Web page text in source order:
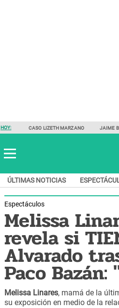
HOY: CASO LIZETH MARZANO JAIME
ÚLTIMAS NOTICIAS
Espectáculos
Melissa
revela si
Alvarado
Paco
Melissa Linares, mamá de la
su exposición en medio de la